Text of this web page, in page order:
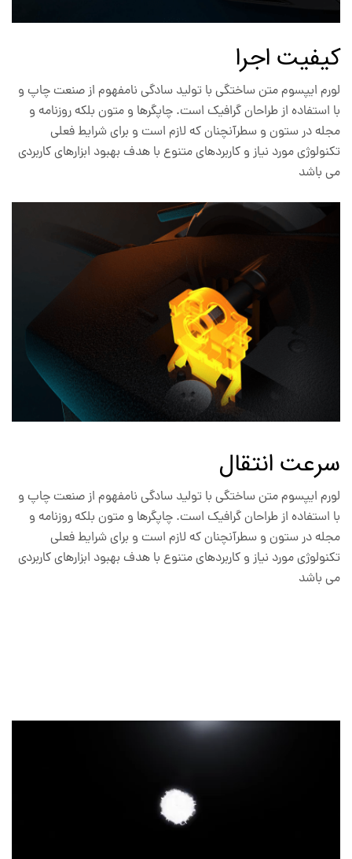
کیفیت اجرا
لورم ایپسوم متن ساختگی با تولید سادگی نامفهوم از صنعت چاپ و
با استفاده از طراحان گرافیک است. چاپگرها و متون بلکه روزنامه و
مجله در ستون و سطرآنچنان که لازم است و برای شرایط فعلی
تکنولوژی مورد نیاز و کاربردهای متنوع با هدف بهبود ابزارهای کاربردی
می باشد
سرعت انتقال
لورم ایپسوم متن ساختگی با تولید سادگی نامفهوم از صنعت چاپ و
با استفاده از طراحان گرافیک است. چاپگرها و متون بلکه روزنامه و
مجله در ستون و سطرآنچنان که لازم است و برای شرایط فعلی
تکنولوژی مورد نیاز و کاربردهای متنوع با هدف بهبود ابزارهای کاربردی
می باشد